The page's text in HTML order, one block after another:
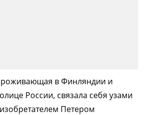
в Финляндии и
России, связала себя узами
Петером